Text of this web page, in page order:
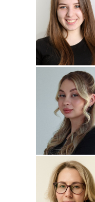
Подробнее
Амина
Стоматолог-ортопед
Подробнеео
Стоматолог-терапевт